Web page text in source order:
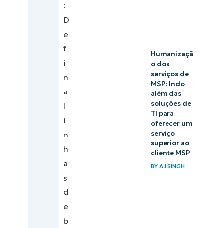
:
D
e
f
i
n
a
l
i
n
h
a
s
d
e
b
Humanizaçã
o dos
serviços de
MSP: Indo
além das
soluções de
TI para
oferecer um
serviço
superior ao
cliente MSP
BYAJ SINGH